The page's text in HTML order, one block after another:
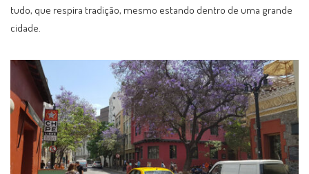
tudo, que respira tradição, mesmo estando dentro de uma grande
cidade.